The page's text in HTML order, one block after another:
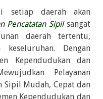
setiap daerah akan
Pencatatan Sipilsangat
daerah tertentu,
Dengan
Kependudukan dan
Pelayanan
Sipil Mudah, Cepat dan
Kependudukan dan